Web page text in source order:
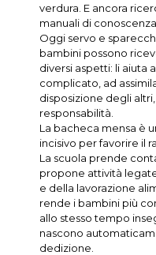
verdura. E ancora
manuali di
Oggi servo e
bambini possono
diversi aspetti: li aiuta
complicato, ad
disposizione degli
responsabilità.
La bacheca mensa è
incisivo per favorire il
La scuola prende
propone attività
e della lavorazione
rende i bambini più
allo stesso tempo
nascono
dedizione.